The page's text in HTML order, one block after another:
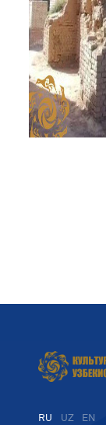
RU UZ EN